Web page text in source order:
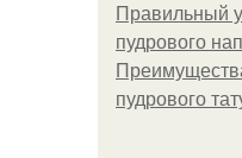
Правильный
пудрового
пудрового